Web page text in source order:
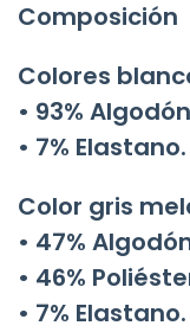
Composición
Colores
• 93%
• 7% Elastano.
Color gris
• 47%
• 46%
• 7% Elastano.